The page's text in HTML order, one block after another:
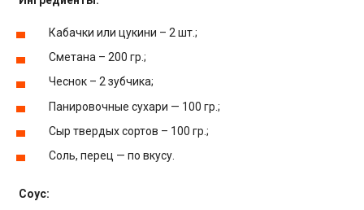
Кабачки или цукини – 2 шт.;
Сметана – 200 гр.;
Чеснок – 2 зубчика;
Панировочные сухари — 100 гр.;
Сыр твердых сортов – 100 гр.;
Соль, перец — по вкусу.
Соус: